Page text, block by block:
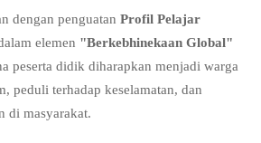
dengan penguatan Profil Pelajar
elemen "Berkebhinekaan Global"
peserta didik diharapkan menjadi warga
peduli terhadap keselamatan, dan
di masyarakat.